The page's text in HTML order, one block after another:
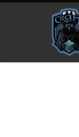
Zum Inhalt springen